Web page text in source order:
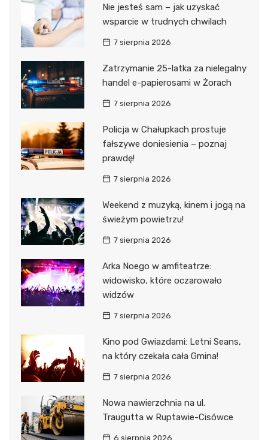
Nie jesteś sam – jak uzyskać
wsparcie w trudnych chwilach
7 sierpnia 2026
Zatrzymanie 25-latka za nielegalny
handel e-papierosami w Żorach
7 sierpnia 2026
Policja w Chałupkach prostuje
fałszywe doniesienia – poznaj
prawdę!
7 sierpnia 2026
Weekend z muzyką, kinem i jogą na
świeżym powietrzu!
7 sierpnia 2026
Arka Noego w amfiteatrze:
widowisko, które oczarowało
widzów
7 sierpnia 2026
Kino pod Gwiazdami: Letni Seans,
na który czekała cała Gmina!
7 sierpnia 2026
Nowa nawierzchnia na ul.
Traugutta w Ruptawie-Cisówce
6 sierpnia 2026